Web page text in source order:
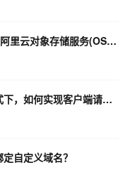
在使用JavaScript (JS) SDK上传文件至阿里云对象存储服务(OSS)时有哪些方式？
在OSS（阿里云对象存储）的自签名模式下，如何实现客户端请求的签名与鉴权？
自定义域名？